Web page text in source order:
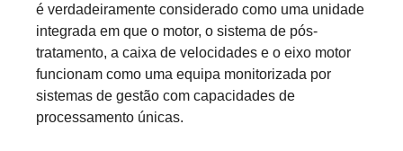
é verdadeiramente considerado como uma unidade
integrada em que o motor, o sistema de pós-
tratamento, a caixa de velocidades e o eixo motor
funcionam como uma equipa monitorizada por
sistemas de gestão com capacidades de
processamento únicas.